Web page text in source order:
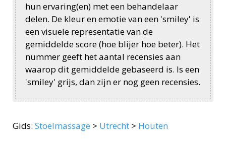
hun ervaring(en) met een behandelaar
delen. De kleur en emotie van een 'smiley' is
een visuele representatie van de
gemiddelde score (hoe blijer hoe beter). Het
nummer geeft het aantal recensies aan
waarop dit gemiddelde gebaseerd is. Is een
'smiley' grijs, dan zijn er nog geen recensies.
Gids: Stoelmassage > Utrecht > Houten